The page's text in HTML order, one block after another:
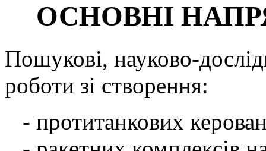
ОСНОВНІ
Пошукові, науково-
роботи зі створення:
- протитанкових